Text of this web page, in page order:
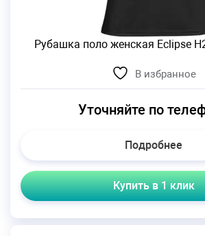
Рубашка поло женская Eclipse
В избранное
Уточняйте по
Подробнее
Купить в 1 клик